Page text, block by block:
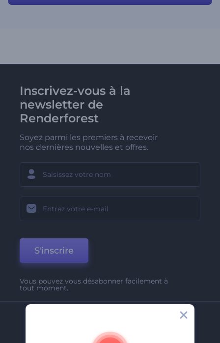
Inscrivez-vous à la
newsletter de
Renderforest
Soyez parmi les premiers à recevoir
nos dernières nouvelles et offres.
S'inscrire
Vous pouvez vous désabonner facilement à
tout moment.
A Propos De Nous